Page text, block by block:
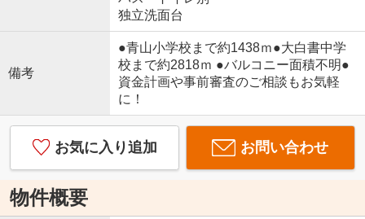
独立洗面台
備考
●青山小学校まで約1438ｍ●大白書中学
校まで約2818ｍ ●バルコニー面積不明●
資金計画や事前審査のご相談もお気軽
に！
お気に入り追加 お問い合わせ
物件概要